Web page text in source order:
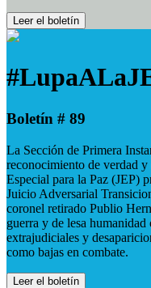
Leer el boletín
Boletín # 89
La Sección de Primera
reconocimiento de verdad
Especial para la Paz (JEP)
Juicio Adversarial
coronel retirado Publio
guerra y de lesa
extrajudiciales y
como bajas en combate.
Leer el boletín